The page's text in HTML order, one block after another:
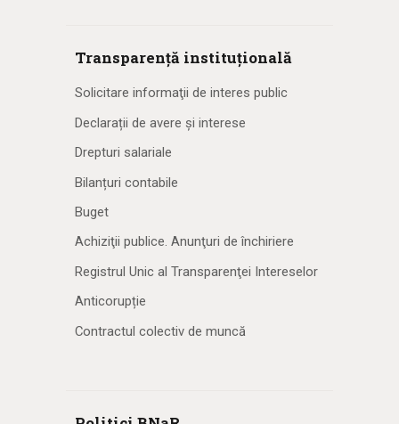
Transparență instituțională
Solicitare informaţii de interes public
Declarații de avere și interese
Drepturi salariale
Bilanțuri contabile
Buget
Achiziţii publice. Anunţuri de închiriere
Registrul Unic al Transparenţei Intereselor
Anticorupție
Contractul colectiv de muncă